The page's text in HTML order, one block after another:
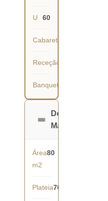
U 60
Cabaret
Receção
Banquete
Dona
Maria
Área
m2
80
Plateia70